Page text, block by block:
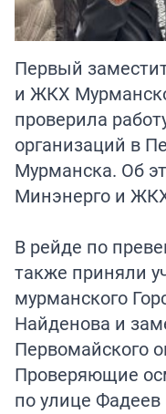
Первый
и ЖКХ
проверила
организаций в
Мурманска. Об
Минэнерго и
В рейде по
также приняли
мурманского
Найденова и
Первомайского
Проверяющие
по улице Фадеев